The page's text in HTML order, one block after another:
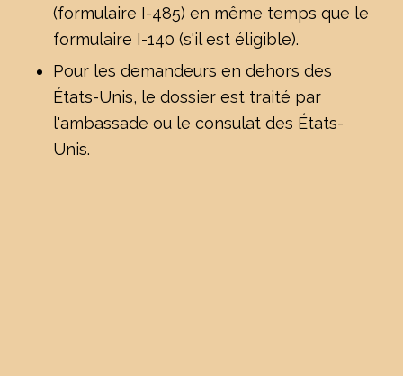
(formulaire I-485) en même temps que le
formulaire I-140 (s'il est éligible).
Pour les demandeurs en dehors des
États-Unis, le dossier est traité par
l'ambassade ou le consulat des États-
Unis.